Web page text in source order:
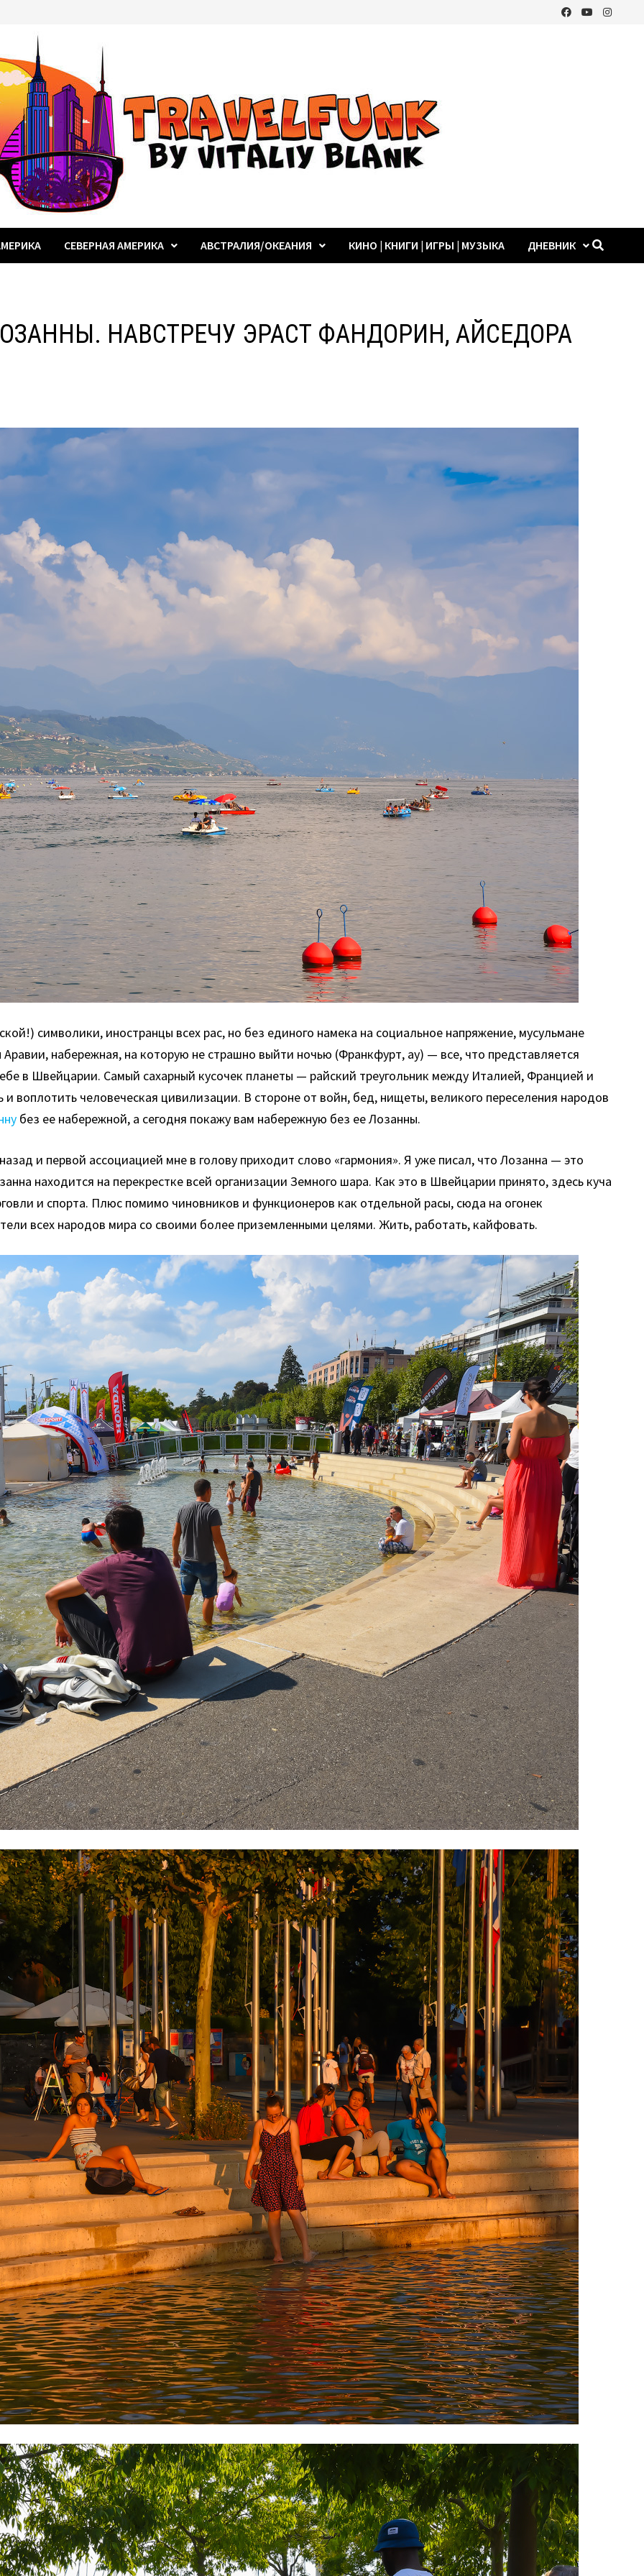
СЕВЕРНАЯ АМЕРИКА АВСТРАЛИЯ/ОКЕАНИЯ КИНО | КНИГИ | ИГРЫ | МУЗЫКА ДНЕВНИК
НАВСТРЕЧУ ЭРАСТ ФАНДОРИН, АЙСЕДОРА
символики, иностранцы всех рас, но без единого намека на социальное напряжение, мусульмане
набережная, на которую не страшно выйти ночью (Франкфурт, ау) — все, что представляется
в Швейцарии. Самый сахарный кусочек планеты — райский треугольник между Италией, Францией и
воплотить человеческая цивилизации. В стороне от войн, бед, нищеты, великого переселения народов
без ее набережной, а сегодня покажу вам набережную без ее Лозанны.
и первой ассоциацией мне в голову приходит слово «гармония». Я уже писал, что Лозанна — это
находится на перекрестке всей организации Земного шара. Как это в Швейцарии принято, здесь куча
и спорта. Плюс помимо чиновников и функционеров как отдельной расы, сюда на огонек
всех народов мира со своими более приземленными целями. Жить, работать, кайфовать.